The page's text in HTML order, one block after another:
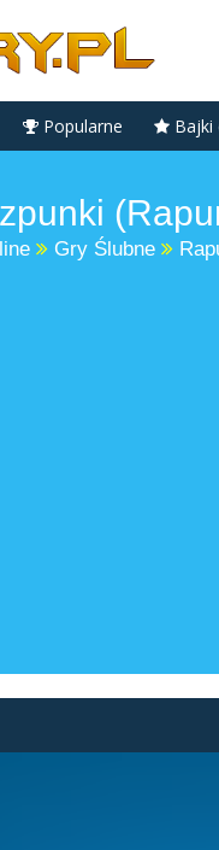
Popularne Bajki
Gry Ślubne